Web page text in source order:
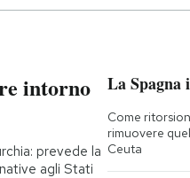
intorno
prevede la
agli Stati
La
Come
rimuovere
Ceuta